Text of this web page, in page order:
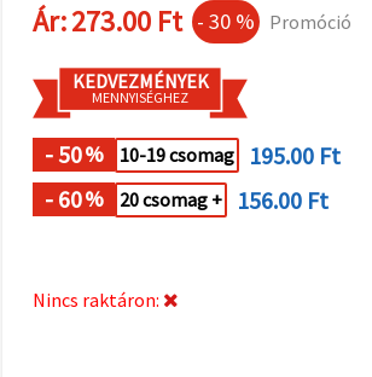
Beállításokban
preferenciáit
az adott
típusú sütik
"Mentés"
gombra
kattintva.
el
Ár:273.00 Ft - 30 % Promóció
KEDVEZMÉNYEK
MENNYISÉGHEZ
- 50% 10-19 csomag
195.00 Ft
- 60% 20 csomag + 156.00 Ft
Nincs raktáron: